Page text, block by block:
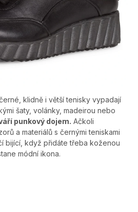
klidně i větší tenisky vypadají
šaty, volánky, madeirou nebo
punkový dojem. Ačkoli
a materiálů s černými teniskami
bijící, když přidáte třeba koženou
módní ikona.